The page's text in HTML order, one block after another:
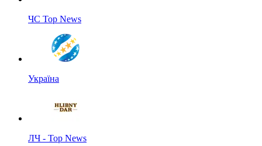
ЧС Top News
Україна
ЛЧ - Top News